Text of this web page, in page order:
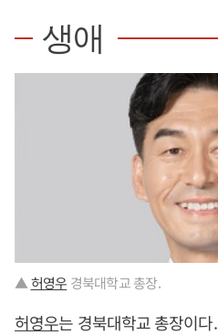
생애
▲허영우 경북대학교 총장.
허영우는 경북대학교 총장이다.